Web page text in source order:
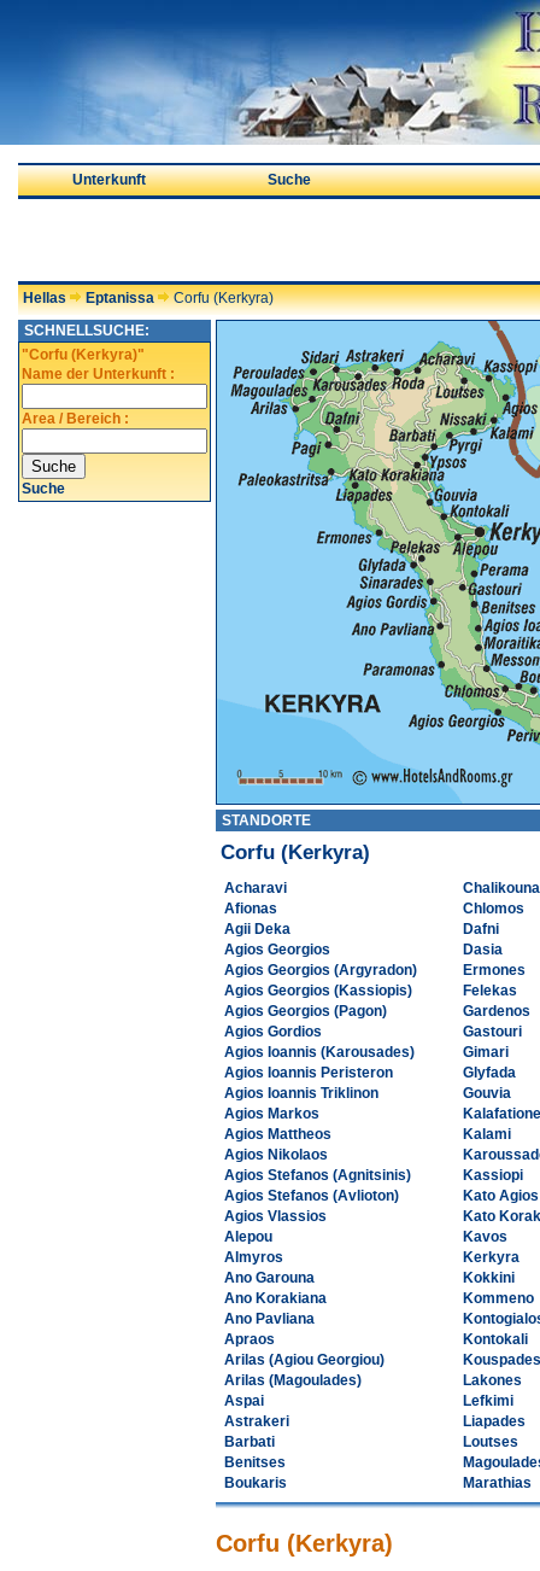
Unterkunft Suche
Hellas Eptanissa
Corfu (Kerkyra)
SCHNELLSUCHE:
"Corfu (Kerkyra)"
Name der Unterkunft :
Area / Bereich :
Suche
STANDORTE
Corfu (Kerkyra)
Acharavi
Afionas
Agii Deka
Agios Georgios
Agios Georgios (Argyradon)
Agios Georgios (Kassiopis)
Agios Georgios (Pagon)
Agios Gordios
Agios Ioannis (Karousades)
Agios Ioannis Peristeron
Agios Ioannis Triklinon
Agios Markos
Agios Mattheos
Agios Nikolaos
Agios Stefanos (Agnitsinis)
Agios Stefanos (Avlioton)
Agios Vlassios
Alepou
Almyros
Ano Garouna
Ano Korakiana
Ano Pavliana
Apraos
Arilas (Agiou Georgiou)
Arilas (Magoulades)
Aspai
Astrakeri
Barbati
Benitses
Boukaris
Chlomos
Dafni
Dasia
Ermones
Felekas
Gardenos
Gastouri
Gimari
Glyfada
Gouvia
Kalami
Kassiopi
Kato
Kato
Kavos
Kerkyra
Kokkini
Kommeno
Kontokali
Kouspades
Lakones
Lefkimi
Liapades
Loutses
Marathias
Corfu (Kerkyra)